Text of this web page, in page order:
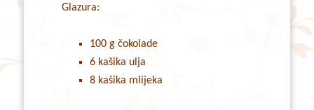
Glazura:
100 g čokolade
6 kašika ulja
8 kašika mlijeka